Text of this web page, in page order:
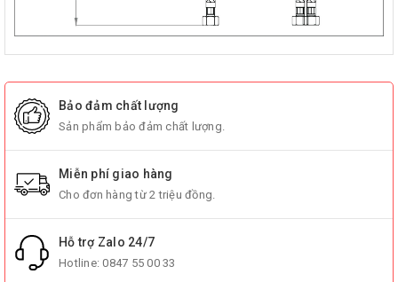
Bảo đảm chất lượng
Sản phẩm bảo đảm chất lượng.
Miễn phí giao hàng
Cho đơn hàng từ 2 triệu đồng.
Hỗ trợ Zalo 24/7
Hotline:0847 55 00 33